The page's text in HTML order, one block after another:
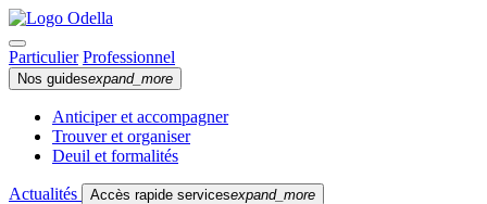
Particulier Professionnel
Nos guidesexpand_more
Anticiper et accompagner
Trouver et organiser
Deuil et formalités
Actualités Accès rapide servicesexpand_more